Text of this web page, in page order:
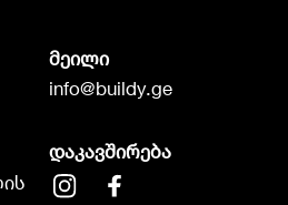
მეილი
info@buildy.ge
დაკავშირება